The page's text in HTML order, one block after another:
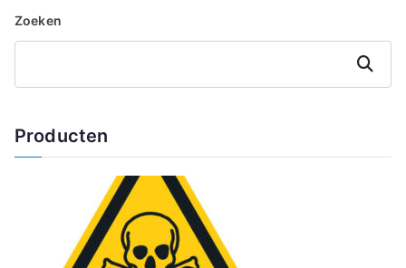
Zoeken
Zoeken
Producten